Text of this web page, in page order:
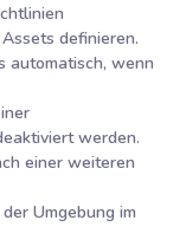
definieren.
automatisch, wenn
werden.
einer weiteren
Umgebung im